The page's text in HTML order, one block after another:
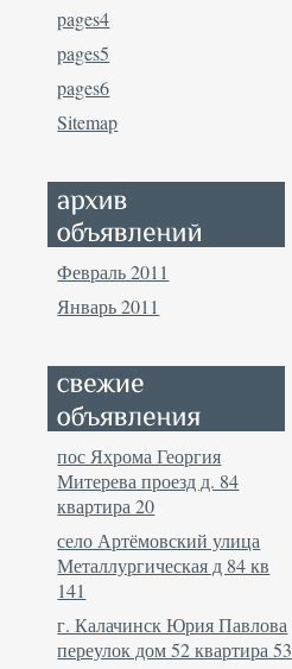
pages4
pages5
pages6
Sitemap
Февраль 2011
Январь 2011
пос Яхрома Георгия
Митерева проезд д. 84
квартира 20
село Артёмовский улица
Металлургическая д 84 кв
141
г. Калачинск Юрия Павлова
переулок дом 52 квартира 53